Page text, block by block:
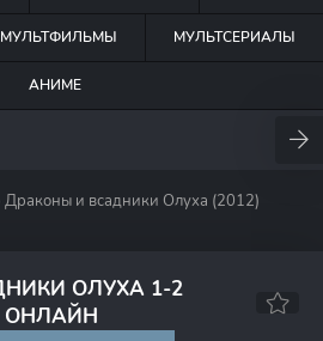
МУЛЬТФИЛЬМЫ МУЛЬТСЕРИАЛЫ
АНИМЕ
Драконы и всадники Олуха (2012)
ОЛУХА 1-2
ОНЛАЙН
7.9